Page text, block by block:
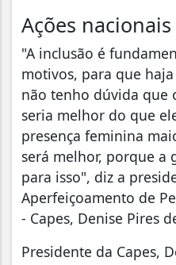
Ações nacionais
"A inclusão é
motivos, para que
não tenho dúvida que
seria melhor do que
presença feminina
será melhor, porque a
para isso", diz a
Aperfeiçoamento de
- Capes, Denise Pires
Presidente da Capes,